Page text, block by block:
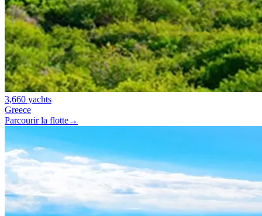
3,660 yachts
Greece
Parcourir la flotte→